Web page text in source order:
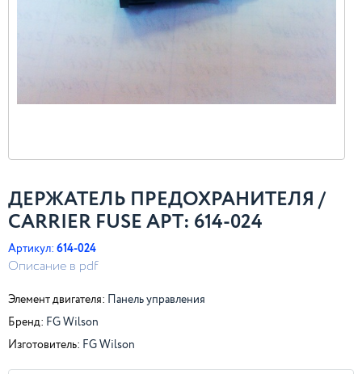
ДЕРЖАТЕЛЬ ПРЕДОХРАНИТЕЛЯ /
CARRIER FUSE АРТ: 614-024
Артикул: 614-024
Описание в pdf
Элемент двигателя: Панель управления
Бренд: FG Wilson
Изготовитель: FG Wilson